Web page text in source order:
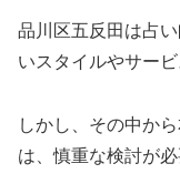
品川区五反田は占
いスタイルやサー
しかし、その中か
は、慎重な検討が必